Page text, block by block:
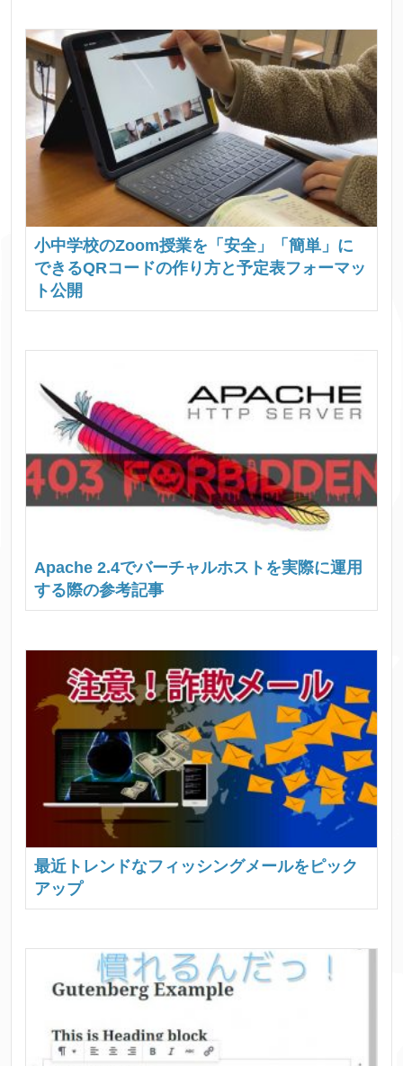
小中学校のZoom授業を「安全」「簡単」に
できるQRコードの作り方と予定表フォーマッ
ト公開
Apache 2.4でバーチャルホストを実際に運用
する際の参考記事
最近トレンドなフィッシングメールをピック
アップ